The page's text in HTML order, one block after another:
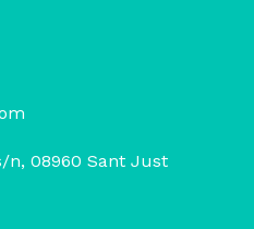
n, 08960 Sant Just